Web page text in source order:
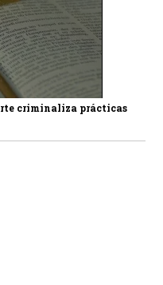
criminaliza prácticas